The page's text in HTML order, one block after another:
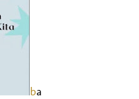
ba